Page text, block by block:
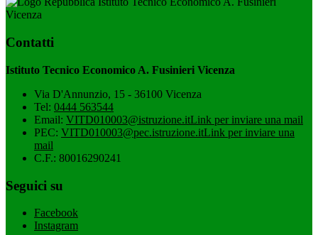
Vicenza
Contatti
Istituto Tecnico Economico A. Fusinieri Vicenza
Via D'Annunzio, 15 - 36100 Vicenza
Tel: 0444 563544
Email: VITD010003@istruzione.itLink per inviare una mail
PEC: VITD010003@pec.istruzione.itLink per inviare una
mail
C.F.: 80016290241
Seguici su
Facebook
Instagram